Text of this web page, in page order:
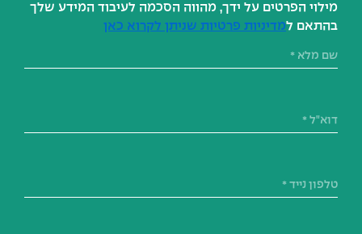
מילוי הפרטים על ידך, מהווה הסכמה לעיבוד המידע שלך
בהתאם למדיניות פרטיות שניתן לקרוא כאן